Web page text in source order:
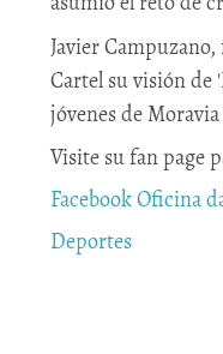
Javier
Cartel su visión de
jóvenes de
Visite su fan page
Facebook Oficina
Deportes